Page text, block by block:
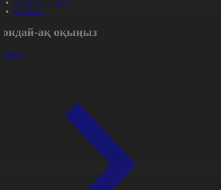
#Күн жаңалығы
#Aqparat
ақ оқыңыз